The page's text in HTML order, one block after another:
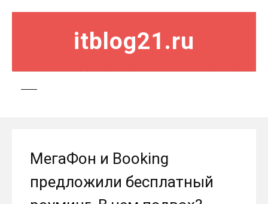
itblog21.ru
МегаФон и Booking
предложили бесплатный